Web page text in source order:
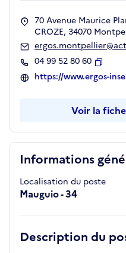
Informations
Localisation du poste
Mauguio - 34
Description du
70 Avenue Maurice
CROZE, 34070
04 99 52 80 60
Copier
https://www.ergos-
Voir la